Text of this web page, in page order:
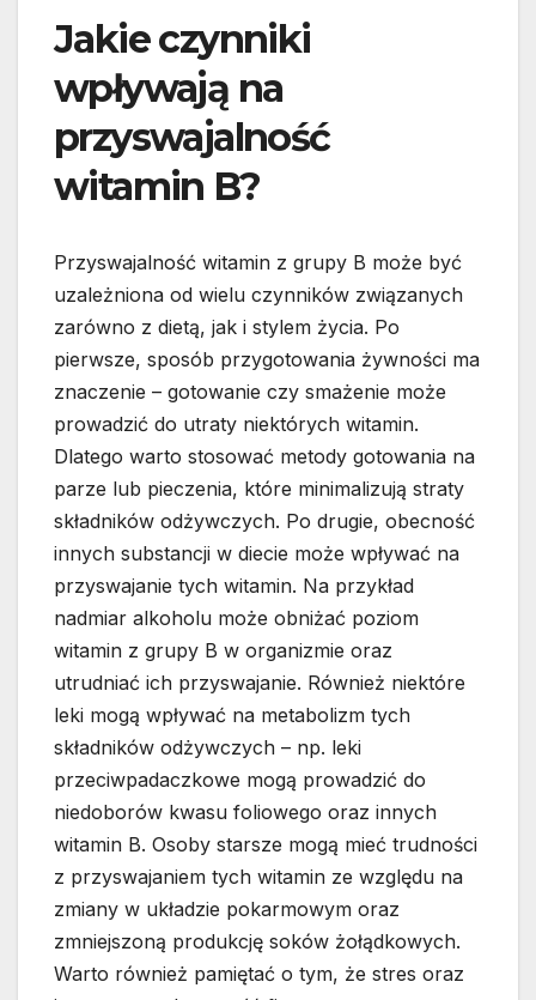
Jakie czynniki
wpływają na
przyswajalność
witamin B?
Przyswajalność witamin z grupy B może być
uzależniona od wielu czynników związanych
zarówno z dietą, jak i stylem życia. Po
pierwsze, sposób przygotowania żywności ma
znaczenie – gotowanie czy smażenie może
prowadzić do utraty niektórych witamin.
Dlatego warto stosować metody gotowania na
parze lub pieczenia, które minimalizują straty
składników odżywczych. Po drugie, obecność
innych substancji w diecie może wpływać na
przyswajanie tych witamin. Na przykład
nadmiar alkoholu może obniżać poziom
witamin z grupy B w organizmie oraz
utrudniać ich przyswajanie. Również niektóre
leki mogą wpływać na metabolizm tych
składników odżywczych – np. leki
przeciwpadaczkowe mogą prowadzić do
niedoborów kwasu foliowego oraz innych
witamin B. Osoby starsze mogą mieć trudności
z przyswajaniem tych witamin ze względu na
zmiany w układzie pokarmowym oraz
zmniejszoną produkcję soków żołądkowych.
Warto również pamiętać o tym, że stres oraz